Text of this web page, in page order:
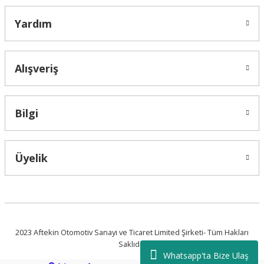
Whatsapp'ta Bize Ulaş
Yardım
Alışveriş
Bilgi
Üyelik
2023 Aftekin Otomotiv Sanayi ve Ticaret Limited Şirketi- Tüm Hakları
Saklıdır.